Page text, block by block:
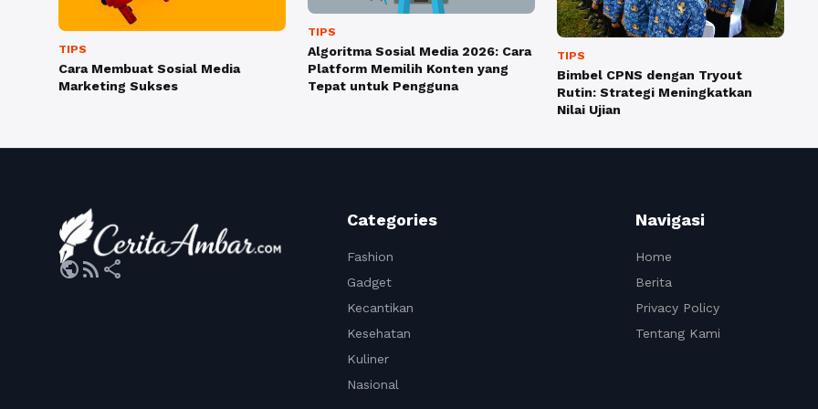
TIPS
Cara Membuat Sosial Media
Marketing Sukses
TIPS
Algoritma Sosial Media 2026: Cara
Platform Memilih Konten yang
Tepat untuk Pengguna
TIPS
Bimbel CPNS dengan Tryout
Rutin: Strategi Meningkatkan
Nilai Ujian
publicrss_feed share
Categories
Fashion
Gadget
Kecantikan
Kesehatan
Kuliner
Nasional
Navigasi
Home
Berita
Privacy Policy
Tentang Kami